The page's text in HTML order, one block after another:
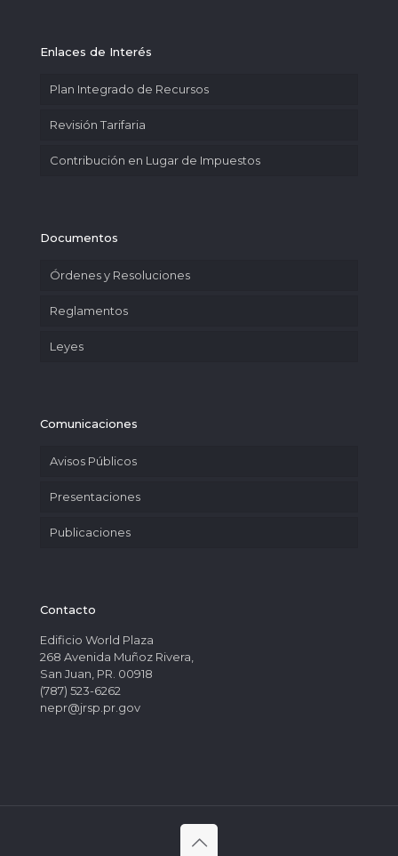
Enlaces de Interés
Plan Integrado de Recursos
Revisión Tarifaria
Contribución en Lugar de Impuestos
Documentos
Órdenes y Resoluciones
Reglamentos
Leyes
Comunicaciones
Avisos Públicos
Presentaciones
Publicaciones
Contacto
Edificio World Plaza
268 Avenida Muñoz Rivera,
San Juan, PR. 00918
(787) 523-6262
nepr@jrsp.pr.gov